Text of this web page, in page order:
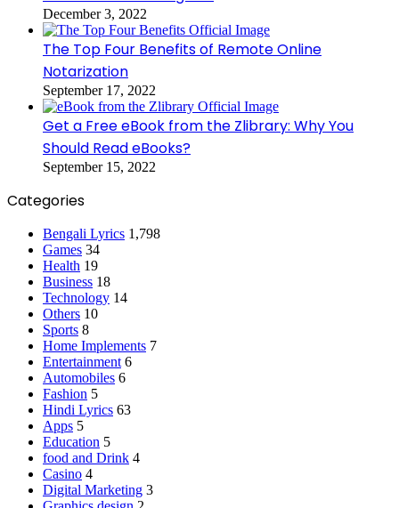
December 3, 2022
The Top Four Benefits of Remote Online
Notarization
September 17, 2022
Get a Free eBook from the Zlibrary: Why You
Should Read eBooks?
September 15, 2022
Categories
Bengali Lyrics 1,798
Games 34
Health 19
Business 18
Technology 14
Others 10
Sports 8
Home Implements 7
Entertainment 6
Automobiles 6
Fashion 5
Hindi Lyrics 63
Apps 5
Education 5
food and Drink 4
Casino 4
Digital Marketing 3